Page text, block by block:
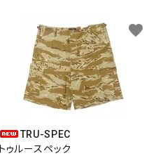
TRU-SPEC
トゥルースペック
favorite